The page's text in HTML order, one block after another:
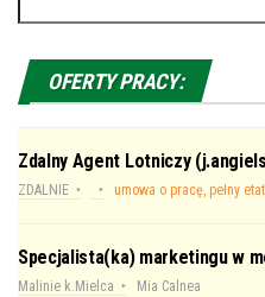
OFERTY PRACY:
Zdalny Agent Lotniczy
ZDALNIE umowa o pracę, pełny etat
Specjalista(ka) marketingu w
Malinie k.Mielca Mia Calnea